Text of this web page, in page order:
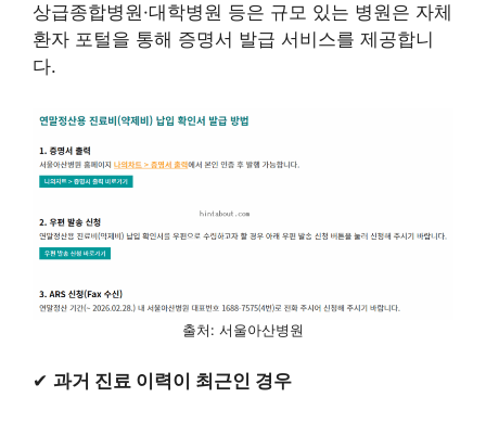
상급종합병원·대학병원 등은 규모 있는 병원은 자체
환자 포털을 통해 증명서 발급 서비스를 제공합니
다.
출처: 서울아산병원
✔ 과거 진료 이력이 최근인 경우